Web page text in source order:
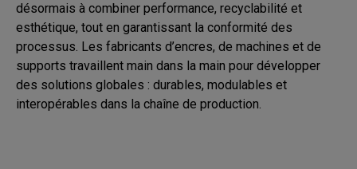
désormais à combiner performance, recyclabilité et
esthétique, tout en garantissant la conformité des
processus. Les fabricants d’encres, de machines et de
supports travaillent main dans la main pour développer
des solutions globales : durables, modulables et
interopérables dans la chaîne de production.